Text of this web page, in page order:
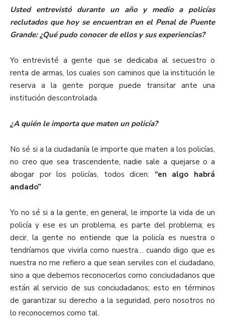
Usted entrevistó durante un año y medio a policías
reclutados que hoy se encuentran en el Penal de Puente
Grande: ¿Qué pudo conocer de ellos y sus experiencias?
Yo entrevisté a gente que se dedicaba al secuestro o
renta de armas, los cuales son caminos que la institución le
reserva a la gente porque puede transitar ante una
institución descontrolada.
¿A quién le importa que maten un policía?
No sé si a la ciudadanía le importe que maten a los policías,
no creo que sea trascendente, nadie sale a quejarse o a
abogar por los policías, todos dicen: “en algo habrá
andado”
Yo no sé si a la gente, en general, le importe la vida de un
policía y ese es un problema, es parte del problema; es
decir, la gente no entiende que la policía es nuestra o
tendríamos que vivirla como nuestra… cuando digo que es
nuestra no me refiero a que sean serviles con el ciudadano,
sino a que debemos reconocerlos como conciudadanos que
están al servicio de sus conciudadanos; esto en términos
de garantizar su derecho a la seguridad, pero nosotros no
lo reconocemos como tal.